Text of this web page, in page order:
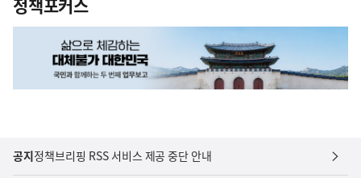
정책포커스
공지정책브리핑 RSS 서비스 제공 중단 안내